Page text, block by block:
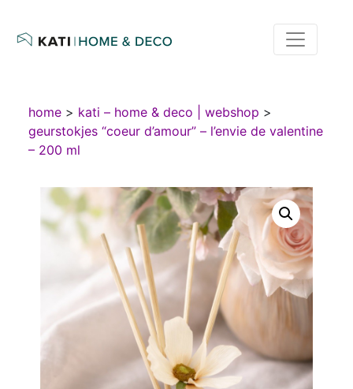
home > kati – home & deco | webshop >
geurstokjes “coeur d’amour” – l’envie de valentine
– 200 ml